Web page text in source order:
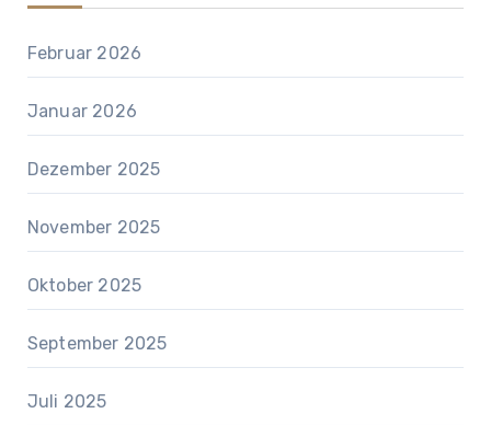
Februar 2026
Januar 2026
Dezember 2025
November 2025
Oktober 2025
September 2025
Juli 2025